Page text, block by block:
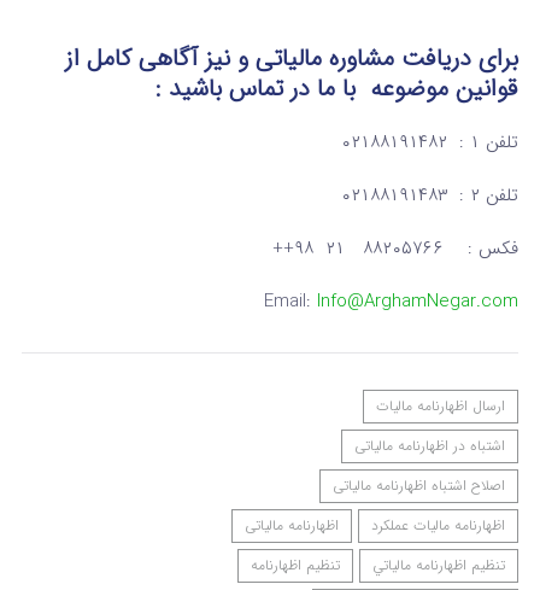
برای دریافت مشاوره مالیاتی و نیز آگاهی کامل از
قوانین موضوعه با ما در تماسباشید :
تلفن ۱ : ۰۲۱۸۸۱۹۱۴۸۲
تلفن ۲ : ۰۲۱۸۸۱۹۱۴۸۳
فکس : ۸۸۲۰۵۷۶۶ ۲۱ ۹۸++
Email: Info@ArghamNegar.com
ارسال اظهارنامه مالیات
اشتباه در اظهارنامه مالیاتی
اصلاح اشتباه اظهارنامه مالیاتی
اظهارنامه مالیات عملکرد
اظهارنامه مالیاتی
تنظيم اظهارنامه مالياتي
تنظیم اظهارنامه